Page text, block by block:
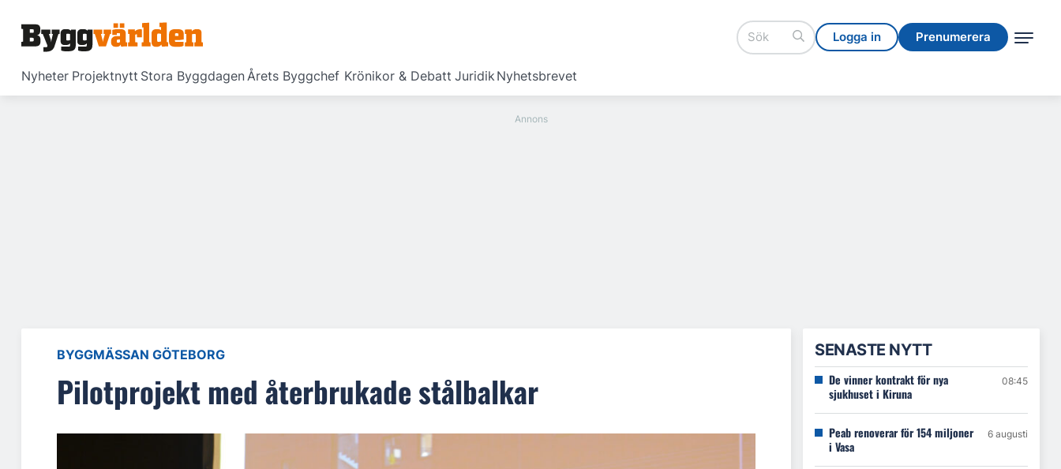
Logga in Prenumerera
Nyheter Projektnytt Stora ByggdagenÅrets Byggchef Krönikor & Debatt JuridikNyhetsbrevet
Logga in Prenumerera
BYGGMÄSSAN GÖTEBORG
Pilotprojekt med återbrukade stålbalkar
SENASTE NYTT
De vinner kontrakt för nya
sjukhuset i Kiruna
08:45
Peab renoverar för 154 miljoner
i Vasa
6 augusti